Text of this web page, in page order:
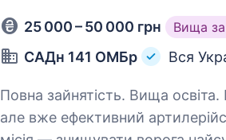
25 000 – 50 000 грн Вища
САДн 141 ОМБр Вся
Повна зайнятість. Вища освіта. Привіт! Ми — САДн 141 ОМБр, молодий,
але вже ефективний